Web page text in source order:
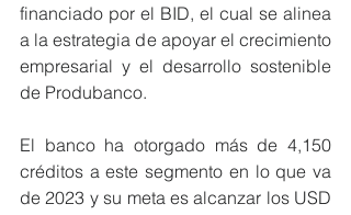
financiado por el BID, el cual se alinea
a la estrategia de apoyar el crecimiento
empresarial y el desarrollo sostenible
de Produbanco.
El banco ha otorgado más de 4,150
créditos a este segmento en lo que va
de 2023 y su meta es alcanzar los USD